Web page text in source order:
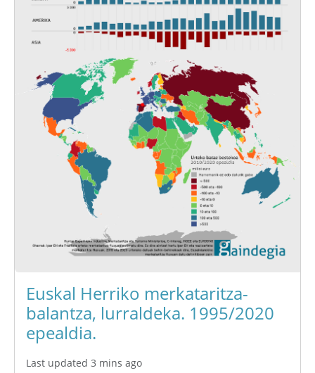
Euskal Herriko merkataritza-
balantza, lurraldeka. 1995/2020
epealdia.
Last updated 3 mins ago